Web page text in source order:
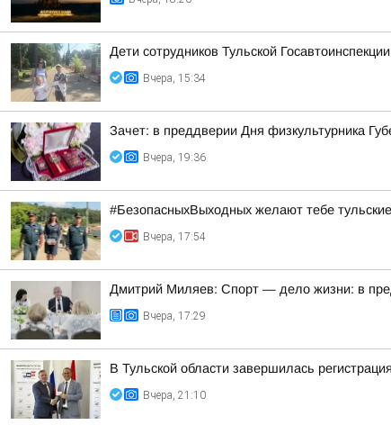
Дети сотрудников Тульской
Вчера, 15:34
Зачет: в преддверии Дня физкультурника
Вчера, 19:36
#БезопасныхВыходных желают тебе
Вчера, 17:54
Дмитрий Миляев: Спорт — дело жизни: в
Вчера, 17:29
В Тульской области завершилась
Вчера, 21:10